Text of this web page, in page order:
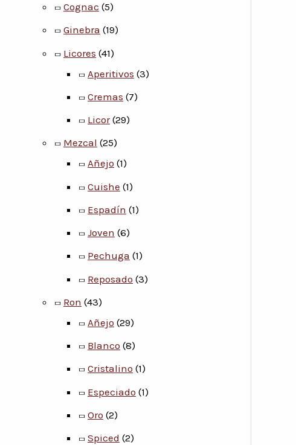
Cognac (5)
Ginebra (19)
Licores (41)
Aperitivos (3)
Cremas (7)
Licor (29)
Mezcal (25)
Añejo (1)
Cuishe (1)
Espadín (1)
Joven (6)
Pechuga (1)
Reposado (3)
Ron (43)
Añejo (29)
Blanco (8)
Cristalino (1)
Especiado (1)
Oro (2)
Spiced (2)